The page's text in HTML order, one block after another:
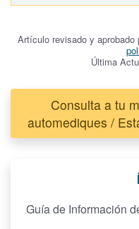
Artículo revisado y aprobado
Última
Consulta a tu
automediques /
Guía de Información